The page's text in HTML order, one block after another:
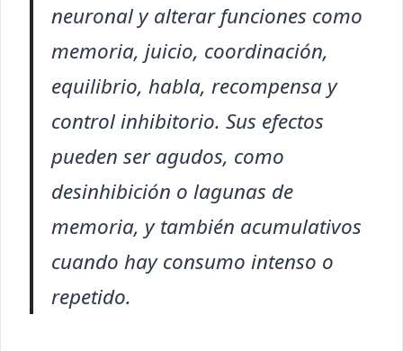
neuronal y alterar funciones como
memoria, juicio, coordinación,
equilibrio, habla, recompensa y
control inhibitorio. Sus efectos
pueden ser agudos, como
desinhibición o lagunas de
memoria, y también acumulativos
cuando hay consumo intenso o
repetido.